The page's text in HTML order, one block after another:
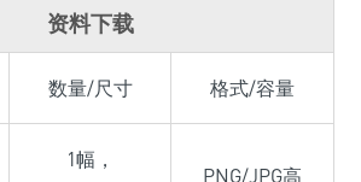
资料下载
数量/尺寸 格式/容量
1幅，
PNG/JPG高